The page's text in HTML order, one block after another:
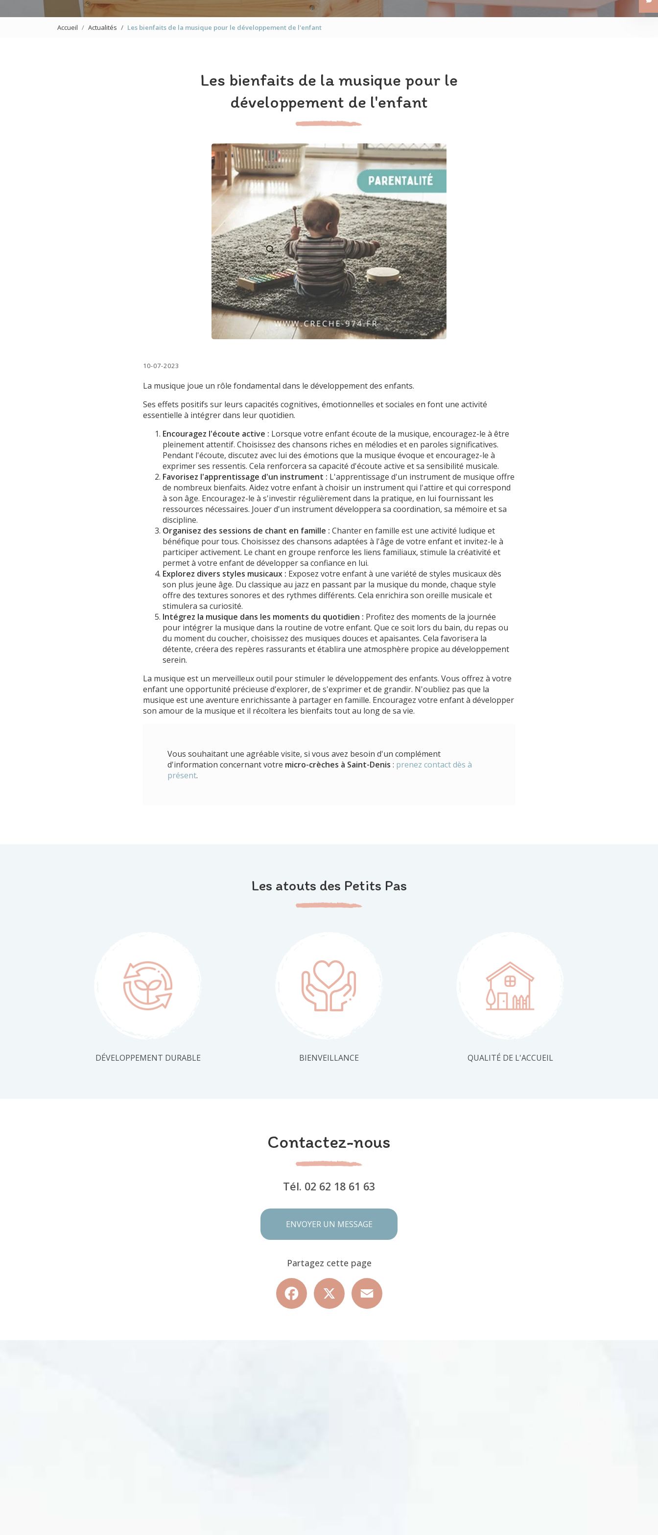
Les Petits Tisserins
Accueil Actualités Les bienfaits de la musique pour le développement de l'enfant
Les bienfaits de la musique pour le
développement de l'enfant
10-07-2023
La musique joue un rôle fondamental dans le développement des enfants.
Ses effets positifs sur leurs capacités cognitives, émotionnelles et sociales en font une activité
essentielle à intégrer dans leur quotidien.
Encouragez l'écoute active : Lorsque votre enfant écoute de la musique, encouragez-le à être
pleinement attentif. Choisissez des chansons riches en mélodies et en paroles significatives.
Pendant l'écoute, discutez avec lui des émotions que la musique évoque et encouragez-le à
exprimer ses ressentis. Cela renforcera sa capacité d'écoute active et sa sensibilité musicale.
Favorisez l'apprentissage d'un instrument : L'apprentissage d'un instrument de musique offre
de nombreux bienfaits. Aidez votre enfant à choisir un instrument qui l'attire et qui correspond
à son âge. Encouragez-le à s'investir régulièrement dans la pratique, en lui fournissant les
ressources nécessaires. Jouer d'un instrument développera sa coordination, sa mémoire et sa
discipline.
Organisez des sessions de chant en famille : Chanter en famille est une activité ludique et
bénéfique pour tous. Choisissez des chansons adaptées à l'âge de votre enfant et invitez-le à
participer activement. Le chant en groupe renforce les liens familiaux, stimule la créativité et
permet à votre enfant de développer sa confiance en lui.
Explorez divers styles musicaux : Exposez votre enfant à une variété de styles musicaux dès
son plus jeune âge. Du classique au jazz en passant par la musique du monde, chaque style
offre des textures sonores et des rythmes différents. Cela enrichira son oreille musicale et
stimulera sa curiosité.
Intégrez la musique dans les moments du quotidien : Profitez des moments de la journée
pour intégrer la musique dans la routine de votre enfant. Que ce soit lors du bain, du repas ou
du moment du coucher, choisissez des musiques douces et apaisantes. Cela favorisera la
détente, créera des repères rassurants et établira une atmosphère propice au développement
serein.
La musique est un merveilleux outil pour stimuler le développement des enfants. Vous offrez à votre
enfant une opportunité précieuse d'explorer, de s'exprimer et de grandir. N'oubliez pas que la
musique est une aventure enrichissante à partager en famille. Encouragez votre enfant à développer
son amour de la musique et il récoltera les bienfaits tout au long de sa vie.
Vous souhaitant une agréable visite, si vous avez besoin d'un complément
d'information concernant votre micro-crèches à Saint-Denis : prenez contact dès à
présent.
Les atouts des Petits Pas
DÉVELOPPEMENT DURABLE BIENVEILLANCE QUALITÉ DE L'ACCUEIL
Contactez-nous
Tél. 02 62 18 61 63
ENVOYER UN MESSAGE
Partagez cette page
Facebook